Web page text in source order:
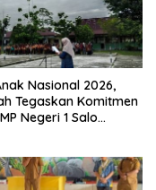
Nasional 2026,
Tegaskan Komitmen
Negeri 1 Salo